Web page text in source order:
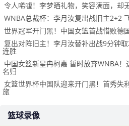
令人唏嘘！李梦晒礼物，笑容满面，却
WNBA总裁杯：李月汝复出战旧主2+2
世界冠军开门黑！中国女篮首战惜败德
复出对阵旧主！李月汝替补出战9分钟
连胜
中国女篮新星冉柯嘉 暂时放弃WNBA
名归
女篮世界杯中国队迎来开门黑！首秀失
旅
篮球录像